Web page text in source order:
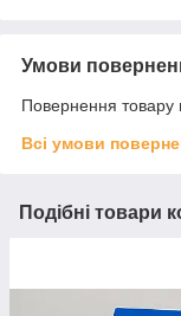
Умови
Повернення товару
Всі умови
Подібні товари